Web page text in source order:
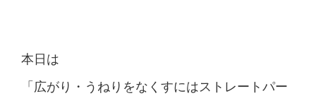
本日は
「広がり・うねりをなくすにはストレートパー